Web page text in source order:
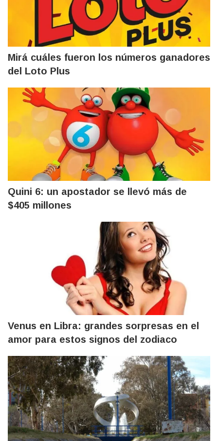
Mirá cuáles fueron los números ganadores
del Loto Plus
Quini 6: un apostador se llevó más de
$405 millones
Venus en Libra: grandes sorpresas en el
amor para estos signos del zodiaco